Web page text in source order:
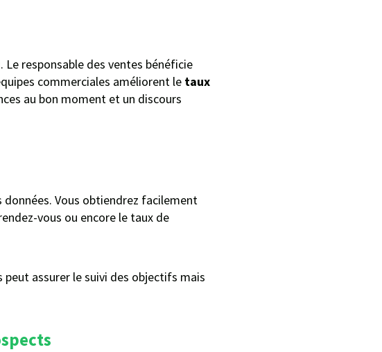
responsable des ventes bénéficie
commerciales améliorent le taux
au bon moment et un discours
données. Vous obtiendrez facilement
vous ou encore le taux de
assurer le suivi des objectifs mais